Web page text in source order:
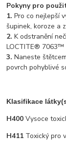
Pokyny pro
1. Pro co nejlepší
šupinek, koroze a
2. K odstranění
LOCTITE®
3. Naneste
povrch pohyblivé
Klasifikace
H400Vysoce
H411 Toxický pro